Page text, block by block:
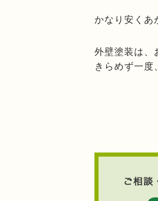
かなり安くあ
外壁塗装は、
きらめず一度